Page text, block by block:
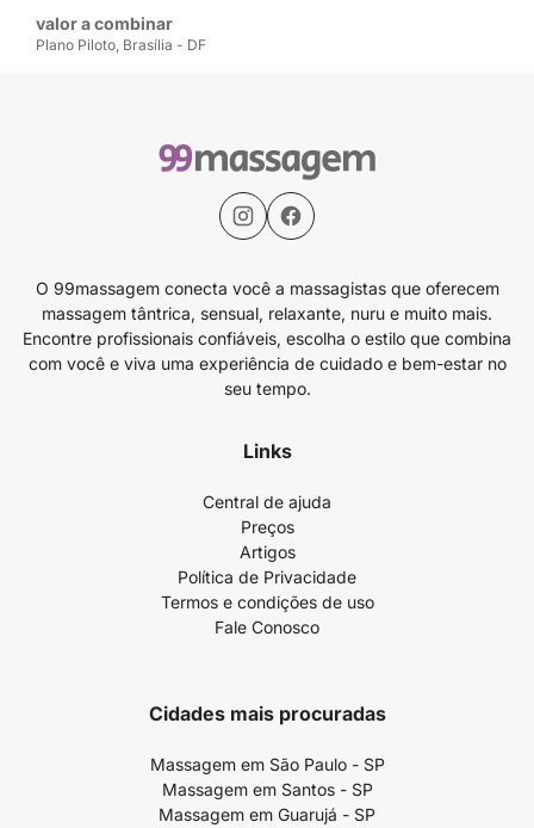
valor a combinar
Plano Piloto, Brasília - DF
Avaliar
O 99massagem conecta você a massagistas que oferecem
massagem tântrica, sensual, relaxante, nuru e muito mais.
Encontre profissionais confiáveis, escolha o estilo que combina
com você e viva uma experiência de cuidado e bem-estar no
seu tempo.
Links
Central de ajuda
Preços
Artigos
Política de Privacidade
Termos e condições de uso
Fale Conosco
Cidades mais procuradas
Massagem em São Paulo - SP
Massagem em Santos - SP
Massagem em Guarujá - SP